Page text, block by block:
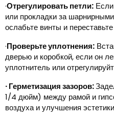
·Отрегулировать петли:
или прокладки за
ослабьте винты и
·Проверьте уплотнения:
дверью и коробкой, если он
уплотнитель или
· Герметизация зазоров:
1/4 дюйм) между рамой и
воздуха и улучшения